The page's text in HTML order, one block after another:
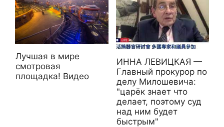
Лучшая в мире
смотровая
площадка! Видео
ИННА ЛЕВИЦКАЯ —
Главный прокурор по
делу Милошевича:
"царёк знает что
делает, поэтому суд
над ним будет
быстрым"